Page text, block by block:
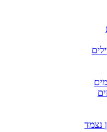
נצמד